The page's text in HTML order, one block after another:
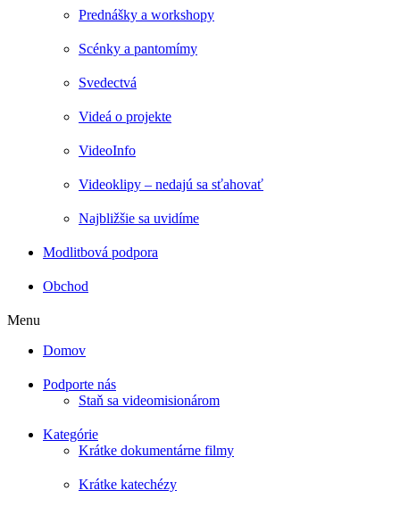
Prednášky a workshopy
Scénky a pantomímy
Svedectvá
Videá o projekte
VideoInfo
Videoklipy – nedajú sa sťahovať
Najbližšie sa uvidíme
Modlitbová podpora
Obchod
Menu
Domov
Podporte nás
Staň sa videomisionárom
Kategórie
Krátke dokumentárne filmy
Krátke katechézy